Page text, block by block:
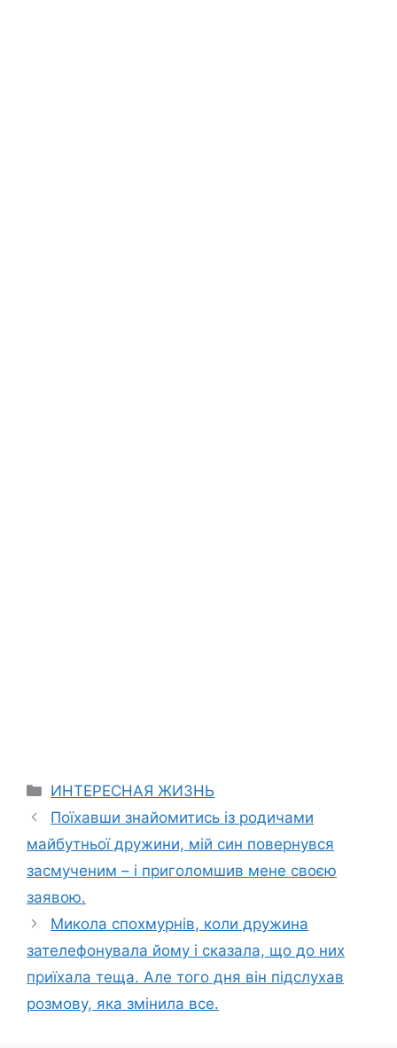
Categories
ИНТЕРЕСНАЯ ЖИЗНЬ
Поїхавши знайомитись із родичами
майбутньої дружини, мій син повернувся
засмученим – і приголомшив мене своєю
заявою.
Микола спохмурнів, коли дружина
зателефонувала йому і сказала, що до них
приїхала теща. Але того дня він підслухав
розмову, яка змінила все.